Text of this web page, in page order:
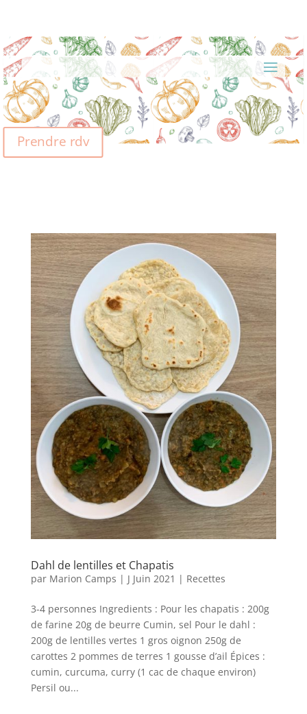
Prendre rdv
Dahl de lentilles et Chapatis
par Marion Camps | J Juin 2021 | Recettes
3-4 personnes Ingredients : Pour les chapatis : 200g
de farine 20g de beurre Cumin, sel Pour le dahl :
200g de lentilles vertes 1 gros oignon 250g de
carottes 2 pommes de terres 1 gousse d’ail Épices :
cumin, curcuma, curry (1 cac de chaque environ)
Persil ou...